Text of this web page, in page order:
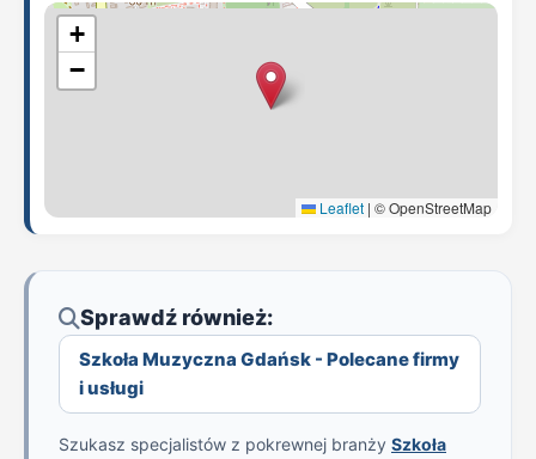
+
−
Leaflet | © OpenStreetMap
Sprawdź również:
Szkoła Muzyczna Gdańsk - Polecane firmy
i usługi
Szukasz specjalistów z pokrewnej branży Szkoła